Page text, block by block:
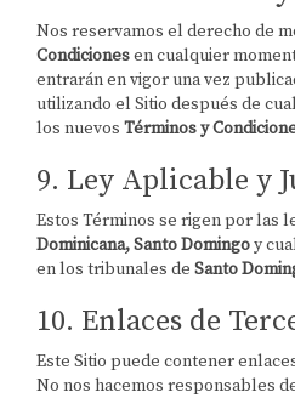
Nos reservamos el derecho de
Condicionesen cualquier
entrarán en vigor una vez
utilizando el Sitio después de
los nuevos Términos y
9. Ley Aplicable y
Estos Términos se rigen por las
Dominicana, Santo Domingoy
en los tribunales de Santo
10. Enlaces de
Este Sitio puede contener
No nos hacemos responsables